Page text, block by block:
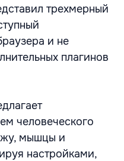
трехмерный
и не
плагинов
человеческого
мышцы и
настройками,